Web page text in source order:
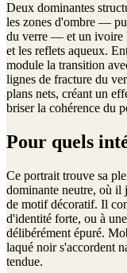
Deux dominantes
les zones d'ombre —
du verre — et un ivoire
et les reflets aqueux.
module la transition
lignes de fracture du
plans nets, créant un
briser la cohérence du
Pour quels
Ce portrait trouve sa
dominante neutre, où
de motif décoratif. Il
d'identité forte, ou à
délibérément épuré.
laqué noir s'accordent
tendue.